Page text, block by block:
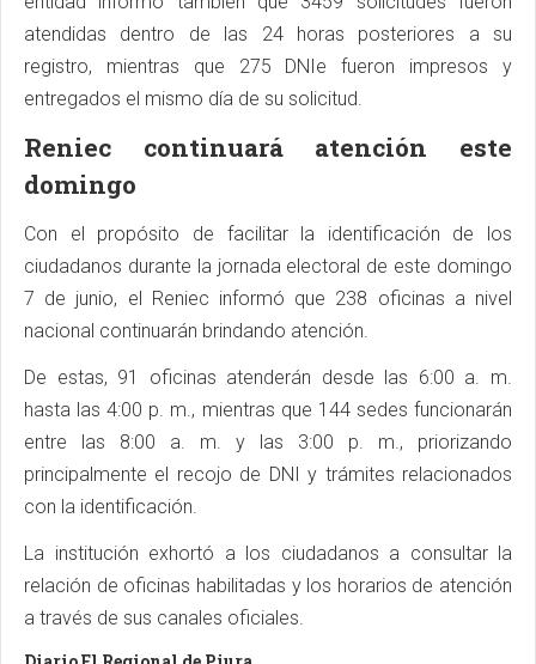
atendidas dentro de las 24 horas posteriores a su
registro, mientras que 275 DNIe fueron impresos y
entregados el mismo día de su solicitud.
Reniec continuará atención este
domingo
Con el propósito de facilitar la identificación de los
ciudadanos durante la jornada electoral de este domingo
7 de junio, el Reniec informó que 238 oficinas a nivel
nacional continuarán brindando atención.
De estas, 91 oficinas atenderán desde las 6:00 a. m.
hasta las 4:00 p. m., mientras que 144 sedes funcionarán
entre las 8:00 a. m. y las 3:00 p. m., priorizando
principalmente el recojo de DNI y trámites relacionados
con la identificación.
La institución exhortó a los ciudadanos a consultar la
relación de oficinas habilitadas y los horarios de atención
a través de sus canales oficiales.